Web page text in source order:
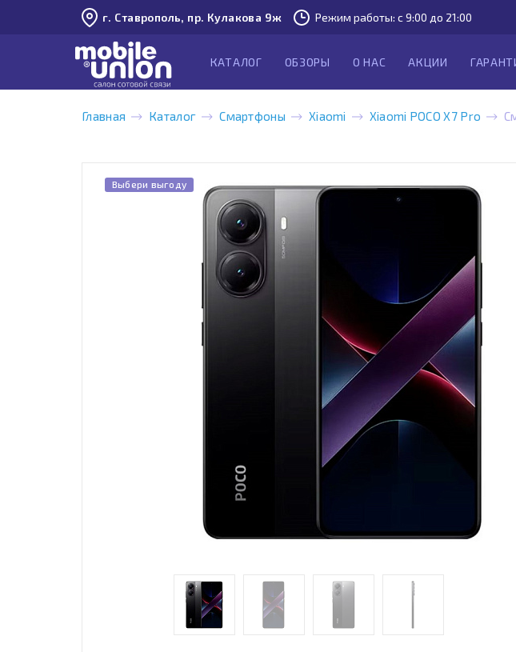
г. Ставрополь, пр. Кулакова 9ж Режим работы: с 9:00 до 21:00
КАТАЛОГ ОБЗОРЫ О НАС АКЦИИ
Главная Каталог Смартфоны Xiaomi Xiaomi POCO X7 Pro
Выбери выгоду